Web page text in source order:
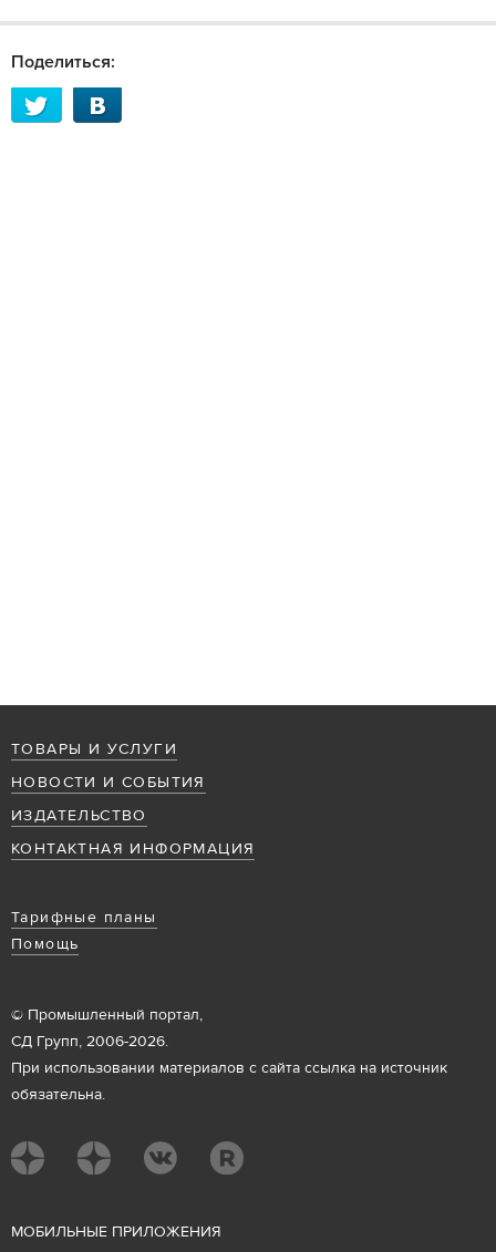
Поделиться:
ТОВАРЫ И УСЛУГИ
НОВОСТИ И СОБЫТИЯ
ИЗДАТЕЛЬСТВО
КОНТАКТНАЯ ИНФОРМАЦИЯ
Тарифные планы
Помощь
© Промышленный портал,
СД Групп, 2006-2026.
При использовании материалов с сайта ссылка на источник
обязательна.
МОБИЛЬНЫЕ ПРИЛОЖЕНИЯ